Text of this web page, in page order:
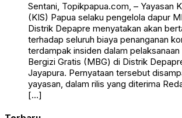
Sentani, Topikpapua.com, – Yayasan
(KIS) Papua selaku pengelola dapur
Distrik Depapre menyatakan akan
terhadap seluruh biaya penanganan
terdampak insiden dalam
Bergizi Gratis (MBG) di Distrik
Jayapura. Pernyataan tersebut
yayasan, dalam rilis yang diterima
[…]